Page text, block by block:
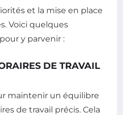
et la mise en place
Voici quelques
y parvenir :
DE TRAVAIL
maintenir un équilibre
de travail précis. Cela